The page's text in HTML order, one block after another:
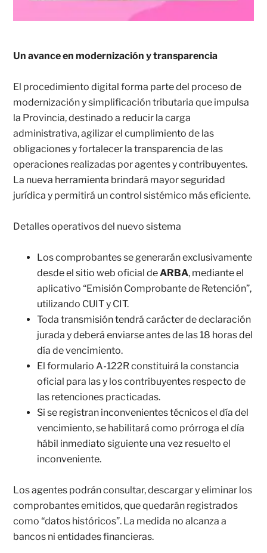
Un avance en modernización y transparencia
El procedimiento digital forma parte del proceso de
modernización y simplificación tributaria que impulsa
la Provincia, destinado a reducir la carga
administrativa, agilizar el cumplimiento de las
obligaciones y fortalecer la transparencia de las
operaciones realizadas por agentes y contribuyentes.
La nueva herramienta brindará mayor seguridad
jurídica y permitirá un control sistémico más eficiente.
Detalles operativos del nuevo sistema
Los comprobantes se generarán exclusivamente
desde el sitio web oficial deARBA, mediante el
aplicativo “Emisión Comprobante de Retención”,
utilizando CUIT y CIT.
Toda transmisión tendrá carácter de declaración
jurada y deberá enviarse antes de las 18 horas del
día de vencimiento.
El formulario A-122R constituirá la constancia
oficial para las y los contribuyentes respecto de
las retenciones practicadas.
Si se registran inconvenientes técnicos el día del
vencimiento, se habilitará como prórroga el día
hábil inmediato siguiente una vez resuelto el
inconveniente.
Los agentes podrán consultar, descargar y eliminar los
comprobantes emitidos, que quedarán registrados
como “datos históricos”. La medida no alcanza a
bancos ni entidades financieras.